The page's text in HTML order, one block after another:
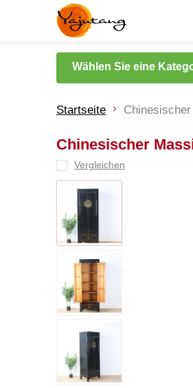
Wählen Sie eine
Startseite
Chinesischer
Vergleichen